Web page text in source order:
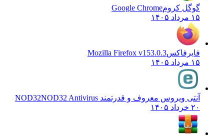
گوگل کرومGoogle Chrome
۱۵ مرداد ۱۴۰۵
فایرفاکسMozilla Firefox v153.0.3
۱۵ مرداد ۱۴۰۵
آنتی ویروس معروف و قدرتمند NOD32 NOD32 Antivirus
۲۰ خرداد ۱۴۰۵